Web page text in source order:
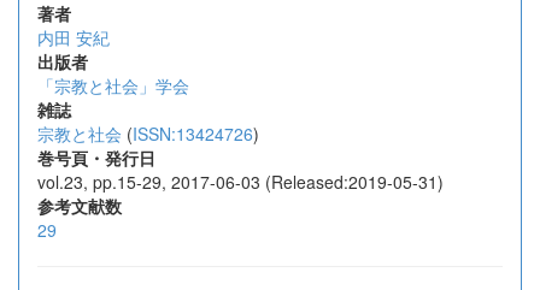
著者
内田 安紀
出版者
「宗教と社会」学会
雑誌
宗教と社会 (ISSN:13424726)
巻号頁・発行日
vol.23, pp.15-29, 2017-06-03 (Released:2019-05-31)
参考文献数
29